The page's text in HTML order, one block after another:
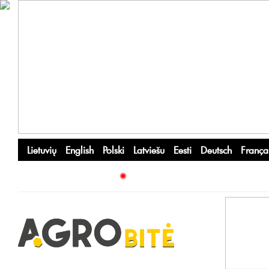
Lietuvių English Polski Latviešu Eesti Deutsch